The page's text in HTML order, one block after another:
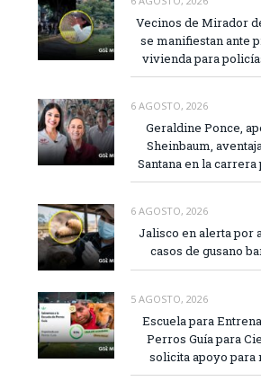
Vecinos de Mirador
se manifiestan ante
vivienda para
6 AGOSTO, 2026
Geraldine Ponce,
Sheinbaum,
Santana en la
6 AGOSTO, 2026
Jalisco en alerta por
casos de gusano
5 AGOSTO, 2026
Escuela para
Perros Guía para
solicita apoyo para